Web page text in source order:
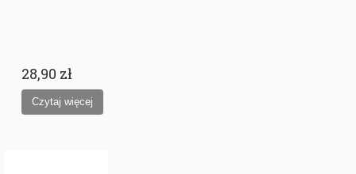
28,90 zł